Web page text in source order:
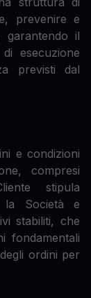
prevenire e
garantendo il
esecuzione
previsti dal
e condizioni
compresi
stipula
la Società e
stabiliti, che
fondamentali
ordini per